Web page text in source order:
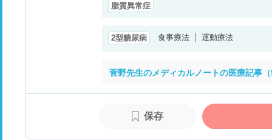
脂質異常症
2型糖尿病 食事療法 運動療法
菅野先生のメディカルノートの医療記事
保存